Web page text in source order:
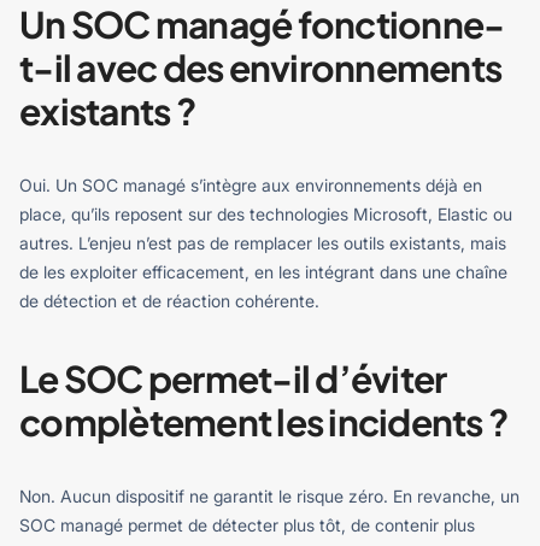
Un SOC managé fonctionne-
t-il avec des environnements
existants ?
Oui. Un SOC managé s’intègre aux environnements déjà en
place, qu’ils reposent sur des technologies Microsoft, Elastic ou
autres. L’enjeu n’est pas de remplacer les outils existants, mais
de les exploiter efficacement, en les intégrant dans une chaîne
de détection et de réaction cohérente.
Le SOC permet-il d’éviter
complètement les incidents ?
Non. Aucun dispositif ne garantit le risque zéro. En revanche, un
SOC managé permet de détecter plus tôt, de contenir plus